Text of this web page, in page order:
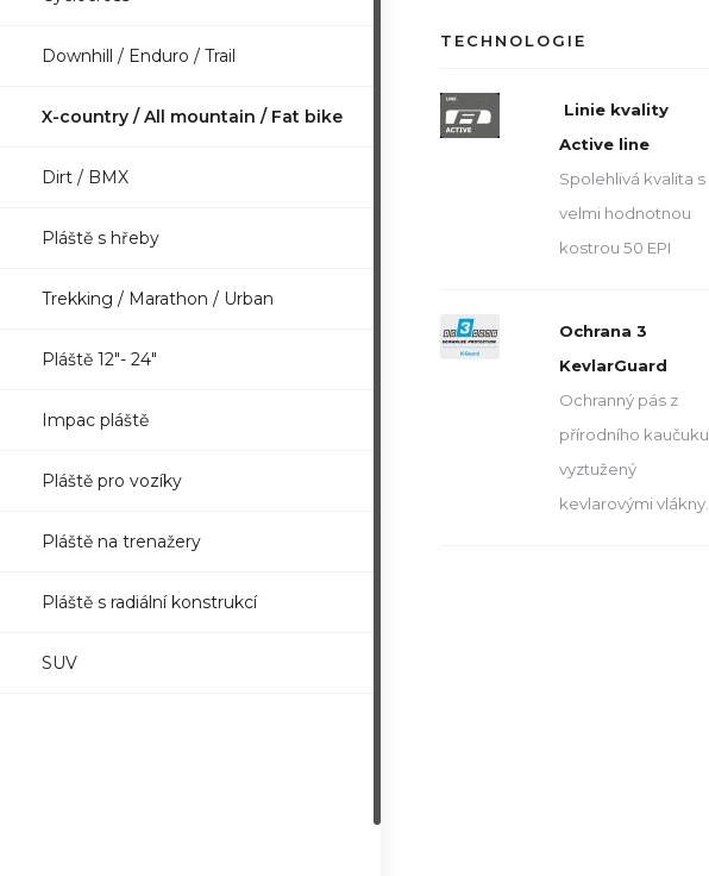
Downhill / Enduro / Trail
X-country / All mountain / Fat bike
Dirt / BMX
Pláště s hřeby
Trekking / Marathon / Urban
Pláště 12"- 24"
Impac pláště
Pláště pro vozíky
Pláště na trenažery
Pláště s radiální konstrukcí
SUV
TECHNOLOGIE
Linie kvality
Active line
Spolehlivá kvalita s
velmi hodnotnou
kostrou 50 EPI
Ochrana 3
KevlarGuard
Ochranný pás z
přírodního kaučuku
vyztužený
kevlarovými vlákny.